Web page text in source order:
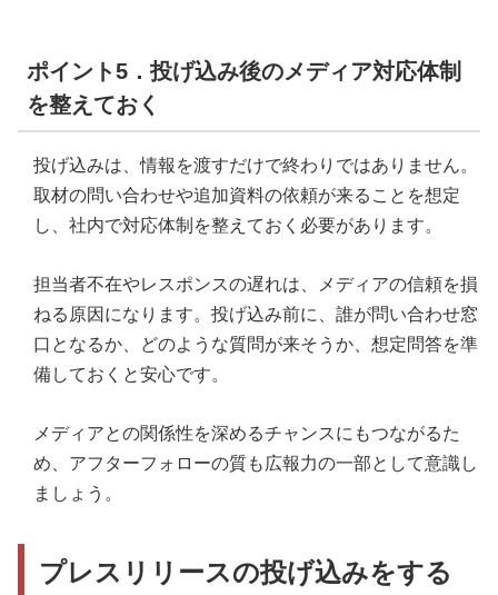
ポイント5．投げ込み後のメディア対応体制
を整えておく
投げ込みは、情報を渡すだけで終わりではありません。
取材の問い合わせや追加資料の依頼が来ることを想定
し、社内で対応体制を整えておく必要があります。
担当者不在やレスポンスの遅れは、メディアの信頼を損
ねる原因になります。投げ込み前に、誰が問い合わせ窓
口となるか、どのような質問が来そうか、想定問答を準
備しておくと安心です。
メディアとの関係性を深めるチャンスにもつながるた
め、アフターフォローの質も広報力の一部として意識し
ましょう。
プレスリリースの投げ込みをする